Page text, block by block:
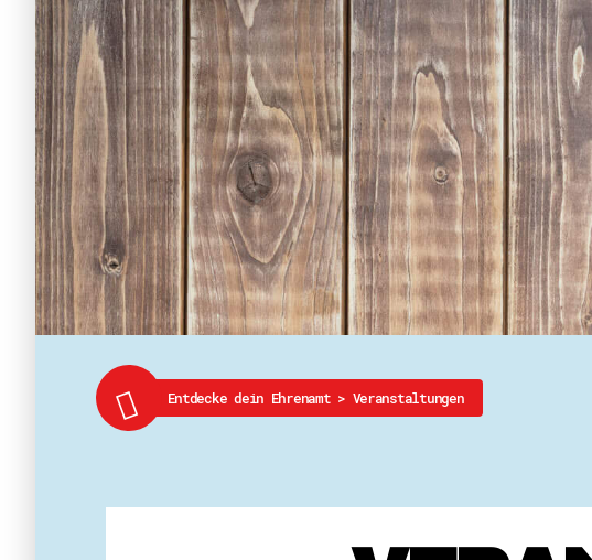
Entdecke dein Ehrenamt > Veranstaltungen